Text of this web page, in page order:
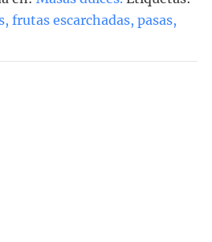
, frutas escarchadas, pasas,